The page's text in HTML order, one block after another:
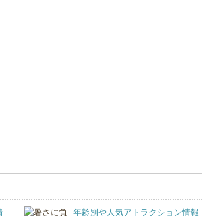
年齢別や人気アトラクション情報